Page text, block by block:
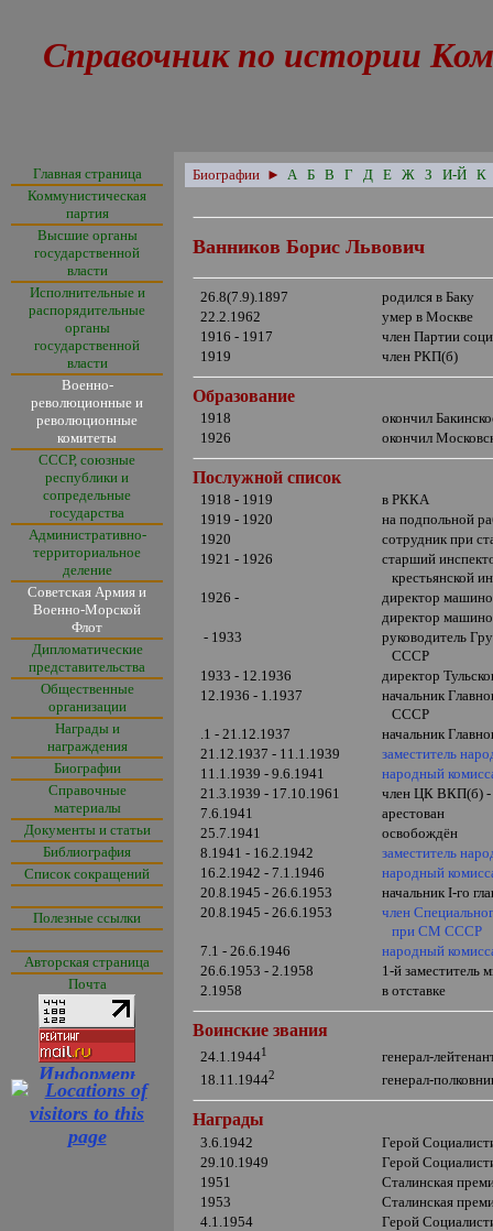
Справочник по истории
Главная страница
Коммунистическая
партия
Высшие органы
государственной
власти
Исполнительные и
распорядительные
органы
государственной
власти
Военно-
революционные и
революционные
комитеты
СССР, союзные
республики и
сопредельные
государства
Административно-
территориальное
деление
Советская Армия и
Военно-Морской
Флот
Дипломатические
представительства
Общественные
организации
Награды и
награждения
Биографии
Справочные
материалы
Документы и статьи
Библиография
Список сокращений
Полезные ссылки
Авторская страница
Почта
Биографии ► А Б В Г Д Е Ж З И-Й К
Ванников Борис Львович
26.8(7.9).1897
родился в Баку
22.2.1962
умер в Москве
1916 - 1917
член Партии
1919
член РКП(б)
Образование
1918
окончил
1926
окончил
Послужной список
1918 - 1919
в РККА
1919 - 1920
на подпольной
1920
сотрудник при
1921 - 1926
старший
крестьянской
1926 -
директор
директор
- 1933
руководитель
СССР
1933 - 12.1936
директор
12.1936 - 1.1937
начальник
СССР
.1 - 21.12.1937
начальник
21.12.1937 - 11.1.1939
заместитель
11.1.1939 - 9.6.1941
народный
21.3.1939 - 17.10.1961
член ЦК ВКП(б)
7.6.1941
арестован
25.7.1941
освобождён
8.1941 - 16.2.1942
заместитель
16.2.1942 - 7.1.1946
народный
20.8.1945 - 26.6.1953
начальникI-го
20.8.1945 - 26.6.1953
член
при СМ СССР
7.1 - 26.6.1946
народный
26.6.1953 - 2.1958
1-й заместитель
2.1958
в отставке
Воинские звания
24.1.19441
генерал-
18.11.19442 генерал-
Награды
3.6.1942
Герой
29.10.1949
Герой
1951
Сталинская
1953
Сталинская
4.1.1954
Герой